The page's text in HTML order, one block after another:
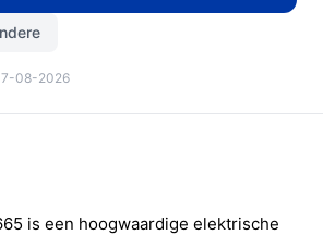
08-2026
is een hoogwaardige elektrische